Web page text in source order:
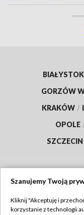
BIAŁYSTOK
GORZÓW
KRAKÓW /
OPOLE
SZCZECIN
Szanujemy Twoją
Kliknij "Akceptuję i
korzystanie z technologii